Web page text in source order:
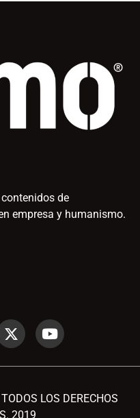
de
empresa y humanismo.
LOS DERECHOS
2019